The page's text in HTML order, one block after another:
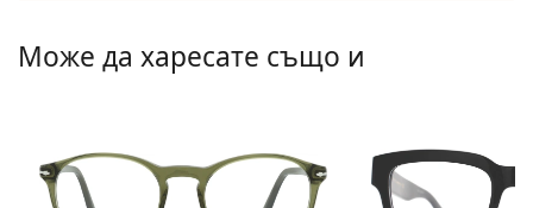
Prada
Може да харесате също и